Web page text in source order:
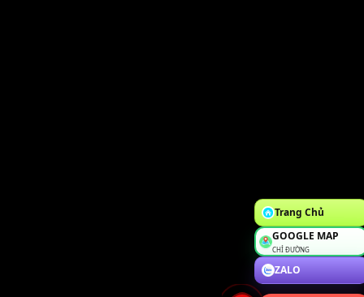
Trang Chủ
GOOGLE MAP
CHỈ ĐƯỜNG
ZALO